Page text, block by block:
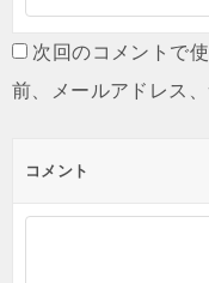
次回のコメントで
前、メールアドレス
コメント